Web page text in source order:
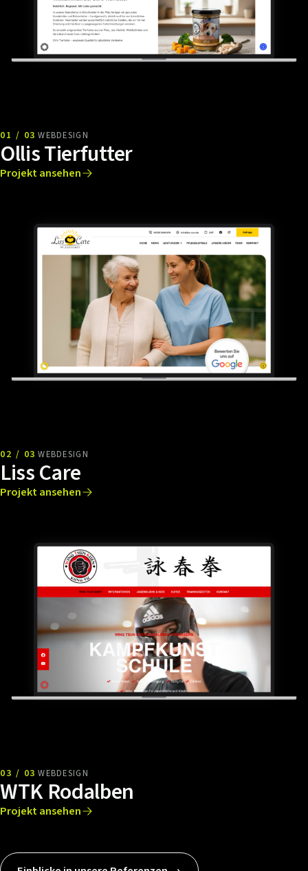
01 / 03 WEBDESIGN
Ollis Tierfutter
Projekt ansehen
02 / 03 WEBDESIGN
Liss Care
Projekt ansehen
03 / 03 WEBDESIGN
WTK Rodalben
Projekt ansehen